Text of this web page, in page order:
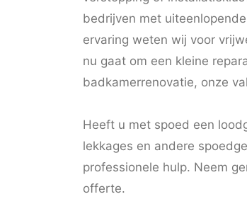
bedrijven met
ervaring weten wij voor
nu gaat om een kleine
badkamerrenovatie, onze
Heeft u met spoed een
lekkages en andere
professionele hulp. Neem
offerte.